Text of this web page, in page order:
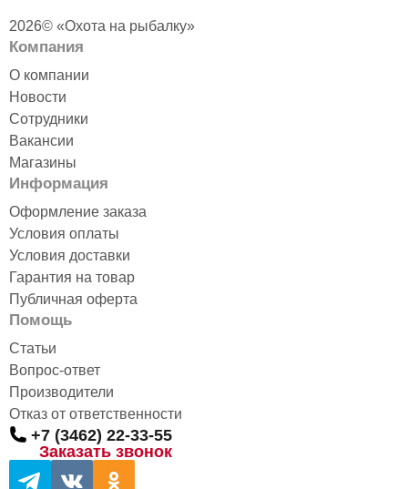
2026© «Охота на рыбалку»
Компания
О компании
Новости
Сотрудники
Вакансии
Магазины
Информация
Оформление заказа
Условия оплаты
Условия доставки
Гарантия на товар
Публичная оферта
Помощь
Статьи
Вопрос-ответ
Производители
Отказ от ответственности
+7 (3462) 22-33-55
Заказать звонок